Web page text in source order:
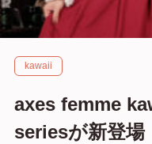
kawaii
axes femme
seriesが新登